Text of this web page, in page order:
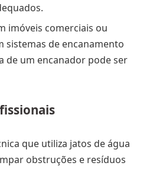
imóveis comerciais ou
sistemas de encanamento
de um encanador pode ser
que utiliza jatos de água
obstruções e resíduos